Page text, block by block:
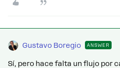
Gustavo Boregio ANSWER
Sí, pero hace falta un flujo por